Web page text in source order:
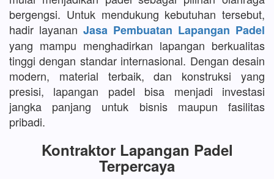
bergengsi. Untuk mendukung kebutuhan tersebut,
hadir layanan Jasa Pembuatan Lapangan Padel
yang mampu menghadirkan lapangan berkualitas
tinggi dengan standar internasional. Dengan desain
modern, material terbaik, dan konstruksi yang
presisi, lapangan padel bisa menjadi investasi
jangka panjang untuk bisnis maupun fasilitas
pribadi.
Kontraktor Lapangan Padel
Terpercaya